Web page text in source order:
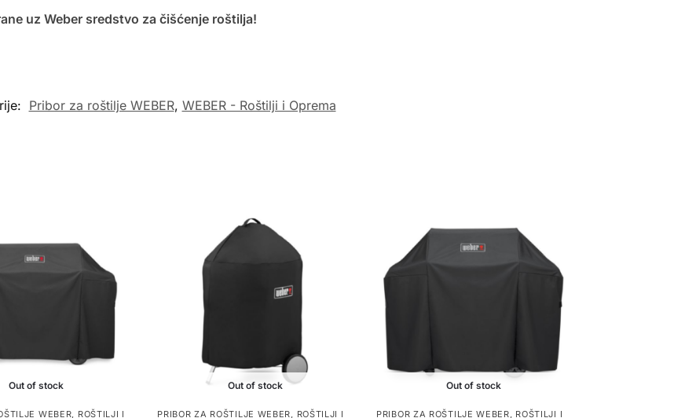
uz Weber sredstvo za čišćenje roštilja!
Pribor za roštilje WEBER, WEBER - Roštilji i Oprema
Out of stock
WEBER ROŠTILJI I
Out of stock
PRIBOR ZA ROŠTILJE WEBER ROŠTILJI I
Out of stock
PRIBOR ZA ROŠTILJE WEBER ROŠTILJI I